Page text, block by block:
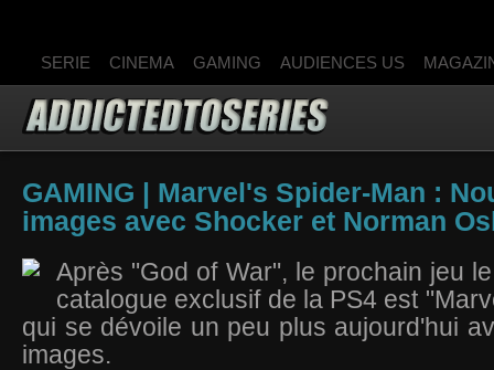
SERIE CINEMA GAMING AUDIENCES US
GAMING | Marvel's Spider-Man :
images avec Shocker et Norman
Après "God of War", le prochain jeu
catalogue exclusif de la PS4 est
qui se dévoile un peu plus aujourd'hui
images.